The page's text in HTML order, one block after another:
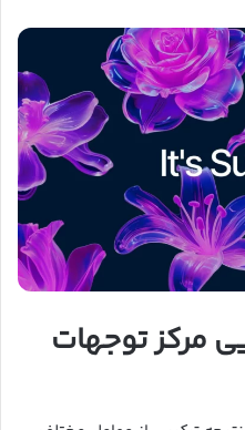
مرکز توجهات